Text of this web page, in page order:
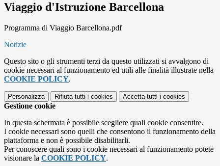
Viaggio d'Istruzione Barcellona
Programma di Viaggio Barcellona.pdf
Notizie
Questo sito o gli strumenti terzi da questo utilizzati si avvalgono di
cookie necessari al funzionamento ed utili alle finalità illustrate nella
COOKIE POLICY.
Personalizza Rifiuta tutti i cookies Accetta tutti i cookies
Gestione cookie
In questa schermata è possibile scegliere quali cookie consentire.
I cookie necessari sono quelli che consentono il funzionamento della
piattaforma e non è possibile disabilitarli.
Per conoscere quali sono i cookie necessari al funzionamento potete
visionare la COOKIE POLICY.